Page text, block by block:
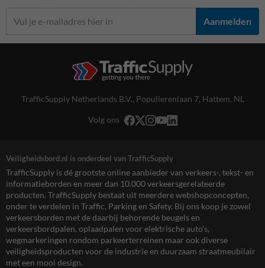
Aanmelden
TrafficSupply Netherlands B.V., Populierenlaan 7, Hattem, NL
Volg ons
Veiligheidsbord.nl is onderdeel van TrafficSupply
TrafficSupply is dé grootste online aanbieder van verkeers-, tekst- en
informatieborden en meer dan 10.000 verkeersgerelateerde
producten. TrafficSupply bestaat uit meerdere webshopconcepten,
onder te verdelen in Traffic, Parking en Safety. Bij ons koop je zowel
verkeersborden met de daarbij behorende beugels en
verkeersbordpalen, oplaadpalen voor elektrische auto’s,
wegmarkeringen rondom parkeerterreinen maar ook diverse
veiligheidsproducten voor de industrie en duurzaam straatmeubilair
met een mooi design.